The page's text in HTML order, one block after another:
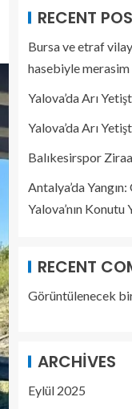
RECENT
Bursa ve etraf
hasebiyle
Yalova’da Arı
Yalova’da Arı
Balıkesirspor
Antalya’da
Yalova’nın Konutu
RECENT
Görüntülenecek
ARCHIVES
Eylül 2025